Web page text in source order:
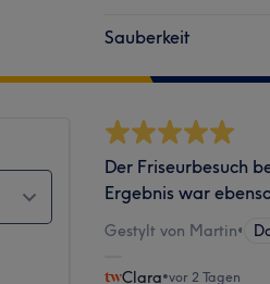
Sauberkeit
Der Friseurbesuch
Ergebnis war
Gestylt von Martin•
Clara•vor 2 Tagen